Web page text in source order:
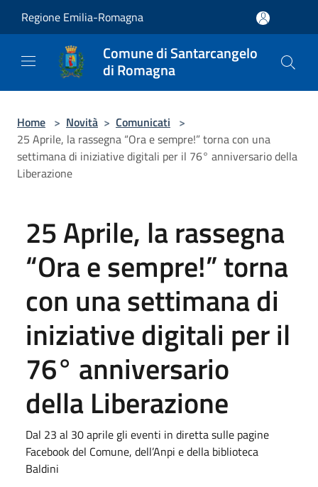
Regione Emilia-Romagna
Comune di Santarcangelo
di Romagna
Home > Novità > Comunicati >
25 Aprile, la rassegna “Ora e sempre!” torna con una
settimana di iniziative digitali per il 76° anniversario della
Liberazione
25 Aprile, la rassegna
“Ora e sempre!” torna
con una settimana di
iniziative digitali per il
76° anniversario
della Liberazione
Dal 23 al 30 aprile gli eventi in diretta sulle pagine
Facebook del Comune, dell’Anpi e della biblioteca
Baldini